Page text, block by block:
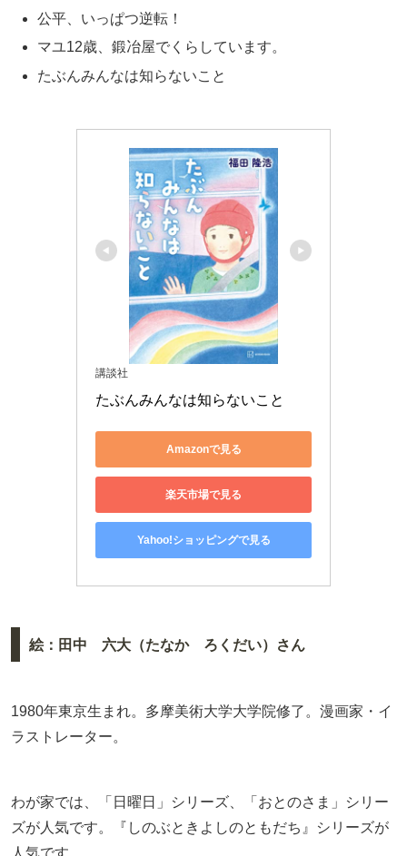
公平、いっぱつ逆転！
マユ12歳、鍛冶屋でくらしています。
たぶんみんなは知らないこと
講談社
たぶんみんなは知らないこと
Amazonで見る
楽天市場で見る
Yahoo!ショッピングで見る
絵：田中 六大（たなか ろくだい）さん
1980年東京生まれ。多摩美術大学大学院修了。漫画家・イ
ラストレーター。
わが家では、「日曜日」シリーズ、「おとのさま」シリー
ズが人気です。『しのぶときよしのともだち』シリーズが